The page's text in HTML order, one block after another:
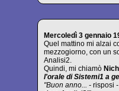
Mercoledì 3 gennaio
Quel mattino mi alzai
mezzogiorno, con un
Analisi2.
Quindi, mi chiamò
l'orale di Sistemi1 a
"Buon anno... - risposi